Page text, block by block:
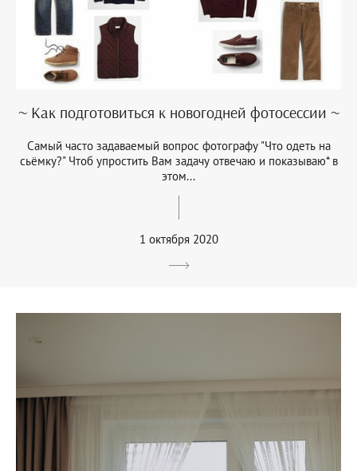
~ Как подготовиться к новогодней фотосессии ~
Самый часто задаваемый вопрос фотографу "Что одеть на
сьёмку?" Чтоб упростить Вам задачу отвечаю и показываю* в
этом...
1 октября 2020